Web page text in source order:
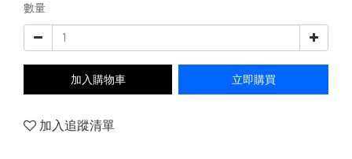
數量
加入購物車 立即購買
加入追蹤清單